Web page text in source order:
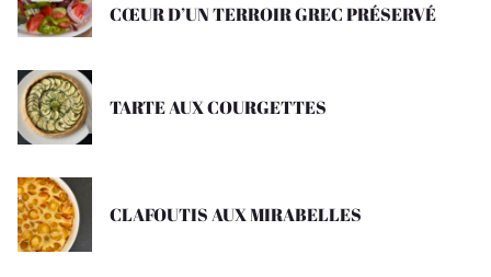
CŒUR D’UN TERROIR GREC PRÉSERVÉ
TARTE AUX COURGETTES
CLAFOUTIS AUX MIRABELLES